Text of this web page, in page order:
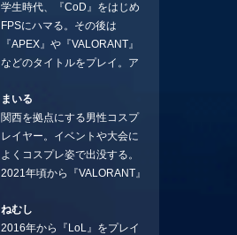
ことになりました。言いたい
ことを言っていきます。X：
https://x.com/stormKUBO
YouTube：
rmKUBO
学生時代、『CoD』をはじめ
FPSにハマる。その後は
『APEX』や『VALORANT』
などのタイトルをプレイ。ア
BGMなどを手掛ける作曲家と
フリーランスのライターの二
足の草鞋を履いて幅広く活動
中。無類のラーメン好き！
Twitter:@ongakucas
まいる
関西を拠点にする男性コスプ
レイヤー。イベントや大会に
よくコスプレ姿で出没する。
2021年頃から『VALORANT』
続ける。現在の推しチームは
「CREST GAMING」。X：
ねむし
2016年から『LoL』をプレイ